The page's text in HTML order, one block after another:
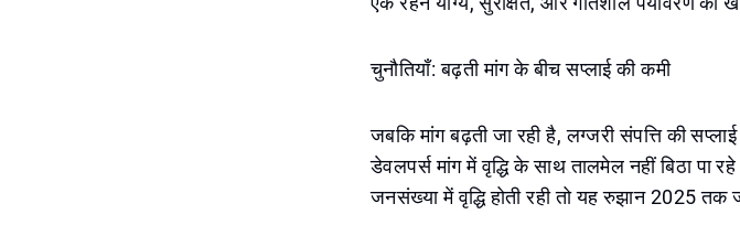
चुनौतियाँ: बढ़ती मांग के बीच सप्लाई की कमी
जबकि मांग बढ़ती जा रही है, लग्जरी संपत्ति की
डेवलपर्स मांग में वृद्धि के साथ तालमेल नहीं बिठा
जनसंख्या में वृद्धि होती रही तो यह रुझान 2025 तक